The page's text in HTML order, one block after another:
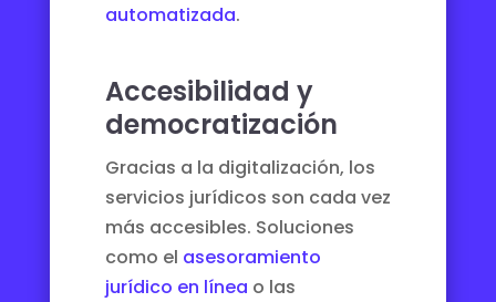
automatizada.
Accesibilidad y
democratización
Gracias a la digitalización, los
servicios jurídicos son cada vez
más accesibles. Soluciones
como el asesoramiento
jurídico en línea o las